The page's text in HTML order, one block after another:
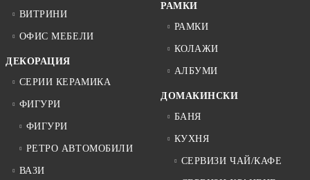
ВИТРИНИ
ОФИС МЕБЕЛИ
ДЕКОРАЦИЯ
СЕРИИ КЕРАМИКА
ФИГУРИ
ФИГУРИ
РЕТРО АВТОМОБИЛИ
ВАЗИ
РАМКИ
РАМКИ
КОЛАЖИ
АЛБУМИ
ДОМАКИНСКИ
БАНЯ
КУХНЯ
СЕРВИЗИ ЧАЙ/КАФЕ